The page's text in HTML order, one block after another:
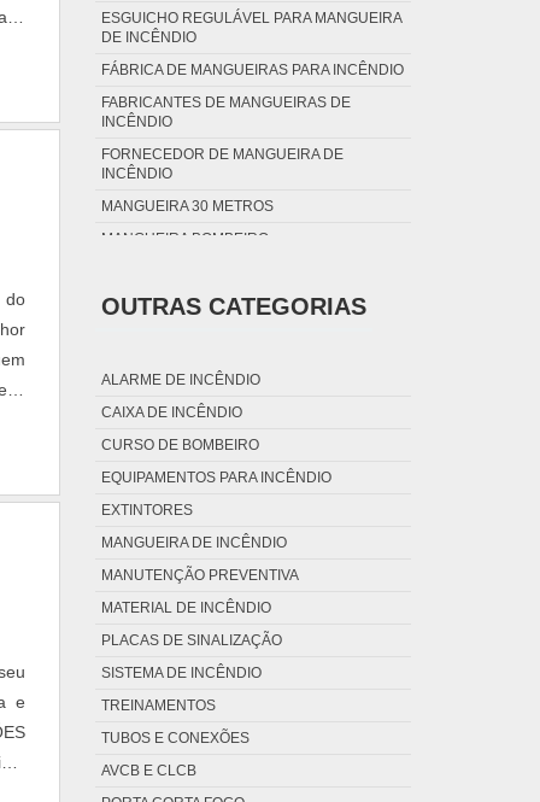
do
e
ESGUICHO REGULÁVEL PARA MANGUEIRA
DE INCÊNDIO
FÁBRICA DE MANGUEIRAS PARA INCÊNDIO
FABRICANTES DE MANGUEIRAS DE
INCÊNDIO
FORNECEDOR DE MANGUEIRA DE
INCÊNDIO
MANGUEIRA 30 METROS
MANGUEIRA BOMBEIRO
MANGUEIRA DE INCÊNDIO
MANGUEIRAS DE INCÊNDIO TIPO 1 2 3 4 5
SUPORTE BASCULANTE PARA MANGUEIRA
DE INCÊNDIO
SUPORTE MEIA LUA PARA MANGUEIRA DE
INCÊNDIO
OUTRAS CATEGORIAS
ALARME DE INCÊNDIO
CAIXA DE INCÊNDIO
CURSO DE BOMBEIRO
EQUIPAMENTOS PARA INCÊNDIO
EXTINTORES
MANGUEIRA DE INCÊNDIO
MANUTENÇÃO PREVENTIVA
MATERIAL DE INCÊNDIO
PLACAS DE SINALIZAÇÃO
SISTEMA DE INCÊNDIO
TREINAMENTOS
TUBOS E CONEXÕES
AVCB E CLCB